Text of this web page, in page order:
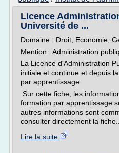
Licence
Université de ...
Domaine : Droit, Economie,
Mention : Administration
La Licence d'Administration
initiale et continue et depuis
par apprentissage.
Sur cette fiche, les
formation par apprentissage
autres informations sont
consulter directement la fiche...
Lire la suite